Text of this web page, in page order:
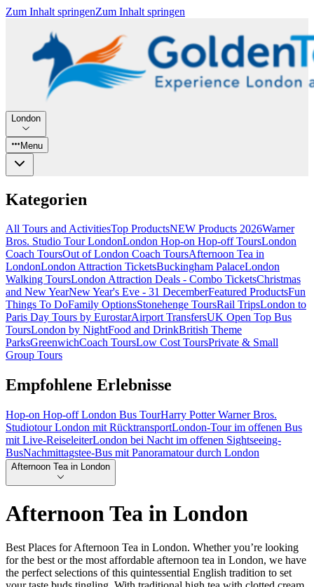
Zum Inhalt springenZum Inhalt springen
London
Menu
Kategorien
All Tours and ActivitiesTop ProductsNEW Products 2026Warner
Bros. Studio Tour LondonLondon Hop-on Hop-off ToursLondon
Coach ToursOut of London Coach ToursAfternoon Tea in
LondonLondon Attraction TicketsBuckingham PalaceLondon
Walking ToursLondon Attraction Deals - Combo TicketsChristmas
and New YearNew Year's Eve - 31 DecemberFeatured ProductsFun
Things To DoFamily OptionsStonehenge ToursRail TripsLondon to
Paris Day Tours by EurostarAirport TransfersUK Open Top Bus
ToursLondon by NightFood and DrinkBritish Theme
ParksGreenwichCoach ToursLow Cost ToursPrivate & Small
Group Tours
Empfohlene Erlebnisse
Hop-on Hop-off London Bus TourHarry Potter Warner Bros.
Studiotour London mit RücktransportLondon-Tour im offenen Bus
mit Live-ReiseleiterLondon bei Nacht im offenen Sightseeing-
BusNachmittagstee-Bus mit Panoramatour durch London
Afternoon Tea in London
Afternoon Tea in London
Best Places for Afternoon Tea in London. Whether you’re looking
for the best or the most affordable afternoon tea in London, we have
the perfect selections of this quintessential English tradition to set